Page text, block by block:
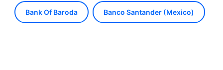
Bank Of Baroda Banco Santander (Mexico)